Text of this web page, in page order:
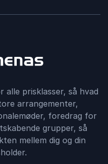
prisklasser, så hvad
arrangementer,
foredrag for
grupper, så
mellem dig og din